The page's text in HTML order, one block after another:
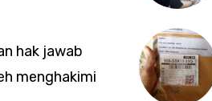
hak jawab
menghakimi